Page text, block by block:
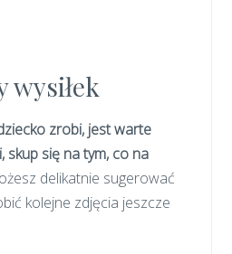
wysiłek
zrobi, jest warte
skup się na tym, co na
delikatnie sugerować
kolejne zdjęcia jeszcze